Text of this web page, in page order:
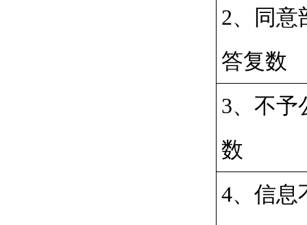
2、同意
答复数
3、不予
数
4、信息